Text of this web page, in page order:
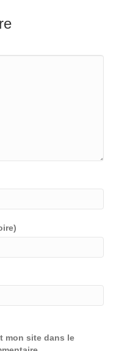
mon site dans le